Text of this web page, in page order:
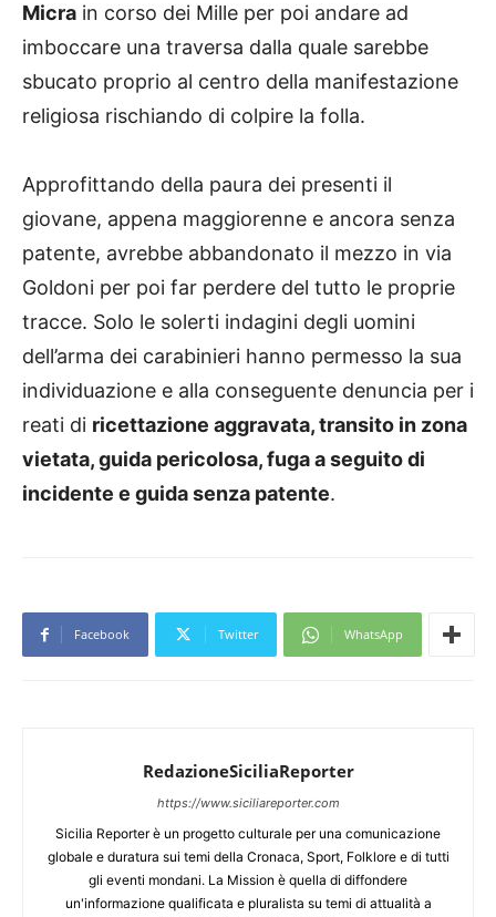
Micra in corso dei Mille per poi andare ad
imboccare una traversa dalla quale sarebbe
sbucato proprio al centro della manifestazione
religiosa rischiando di colpire la folla.
Approfittando della paura dei presenti il
giovane, appena maggiorenne e ancora senza
patente, avrebbe abbandonato il mezzo in via
Goldoni per poi far perdere del tutto le proprie
tracce. Solo le solerti indagini degli uomini
dell’arma dei carabinieri hanno permesso la sua
individuazione e alla conseguente denuncia per i
reati di ricettazione aggravata, transito in zona
vietata, guida pericolosa, fuga a seguito di
incidente e guida senza patente.
Facebook Twitter WhatsApp
RedazioneSiciliaReporter
https://www.siciliareporter.com
Sicilia Reporter è un progetto culturale per una comunicazione
globale e duratura sui temi della Cronaca, Sport, Folklore e di tutti
gli eventi mondani. La Mission è quella di diffondere
un'informazione qualificata e pluralista su temi di attualità a